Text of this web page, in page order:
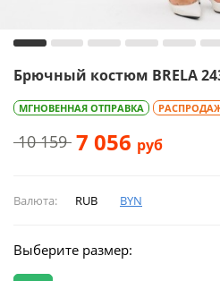
Брючный костюм BRELA
МГНОВЕННАЯ ОТПРАВКА
10 159 7 056 руб
Валюта: RUB BYN
Выберите размер: